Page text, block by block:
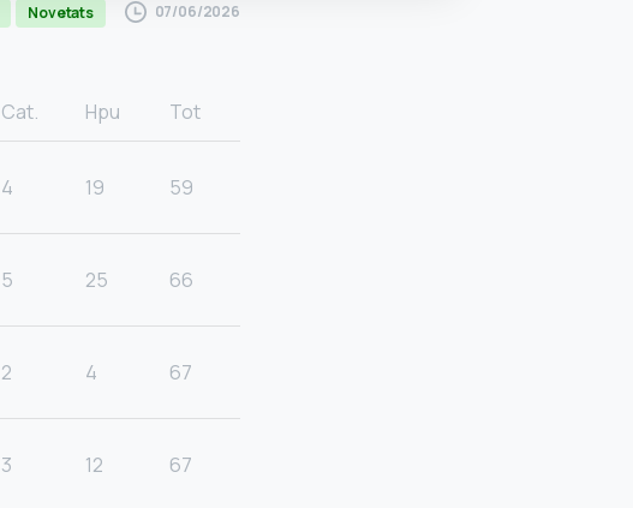
Novetats 07/06/2026
Cat. Hpu Tot
4 19 59
5 25 66
2 4 67
3 12 67